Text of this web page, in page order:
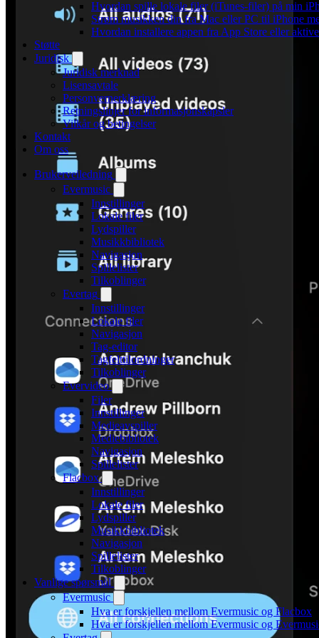
Hvordan spille lokale filer (iTunes-filer) på min
Strøm musikken din fra Mac eller PC til iPhone
Hvordan installere appen fra App Store eller
Støtte
Juridisk
Juridisk merknad
Lisensavtale
Personvernerklæring
Retningslinjer for informasjonskapsler
Vilkår og betingelser
Kontakt
Om oss
Brukerveiledning
Evermusic
Innstillinger
Lokale filer
Lydspiller
Musikkbibliotek
Navigasjon
Spillelister
Tilkoblinger
Evertag
Innstillinger
Lokale filer
Navigasjon
Tag-editor
Tagfelttilordninger
Tilkoblinger
Evervideo
Filer
Innstillinger
Medieavspiller
Mediebibliotek
Navigasjon
Spillelister
Flacbox
Innstillinger
Lokale filer
Lydspiller
Musikkbibliotek
Navigasjon
Spillelister
Tilkoblinger
Vanlige spørsmål
Evermusic
Hva er forskjellen mellom Evermusic og Flacbox
Hva er forskjellen mellom Evermusic og